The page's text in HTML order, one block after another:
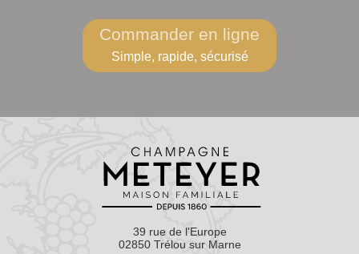
Commander en ligne
Simple, rapide, sécurisé
39 rue de l'Europe
02850 Trélou sur Marne